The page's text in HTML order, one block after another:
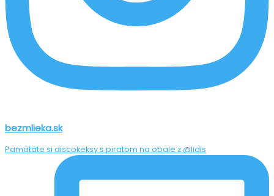
bezmlieka.sk
Pamätáte si discokeksy s piratom na obale z @lidls